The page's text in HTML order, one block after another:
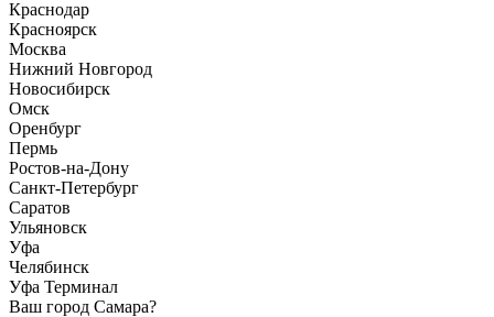
Краснодар
Красноярск
Москва
Нижний Новгород
Новосибирск
Омск
Оренбург
Пермь
Ростов-на-Дону
Санкт-Петербург
Саратов
Ульяновск
Уфа
Челябинск
Уфа Терминал
Ваш город Самара?